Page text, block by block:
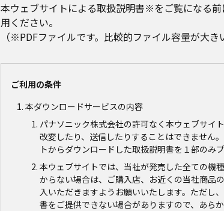
本ウェブサイトによる取扱説明書※をご覧になる
用ください。
（※PDFファイルです。比較的ファイル容量が大き
ご利用の条件
本ダウンロードサービスの内容
パナソニック株式会社の許可なく本ウェブサイ
改変したり、送信したりすることはできません
トからダウンロードした取扱説明書を１部のみ
本ウェブサイトでは、当社が発売した全ての機
からない場合は、ご購入店、お近くの当社商品
入いただきますようお願いいたします。ただし
書をご提供できない場合がありますので、あら